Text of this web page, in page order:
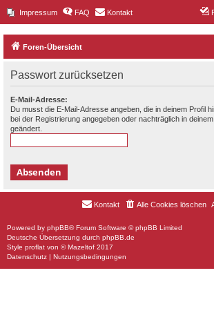
Impressum FAQ Kontakt
Foren-Übersicht
Passwort zurücksetzen
E-Mail-Adresse:
Du musst die E-Mail-Adresse angeben, die in deinem Profil
bei der Registrierung angegeben oder nachträglich in
geändert.
Alle Cookies löschen
Kontakt
Powered by phpBB® Forum Software © phpBB Limited
Deutsche Übersetzung durch phpBB.de
Style proflat von ©Mazeltof 2017
Datenschutz | Nutzungsbedingungen